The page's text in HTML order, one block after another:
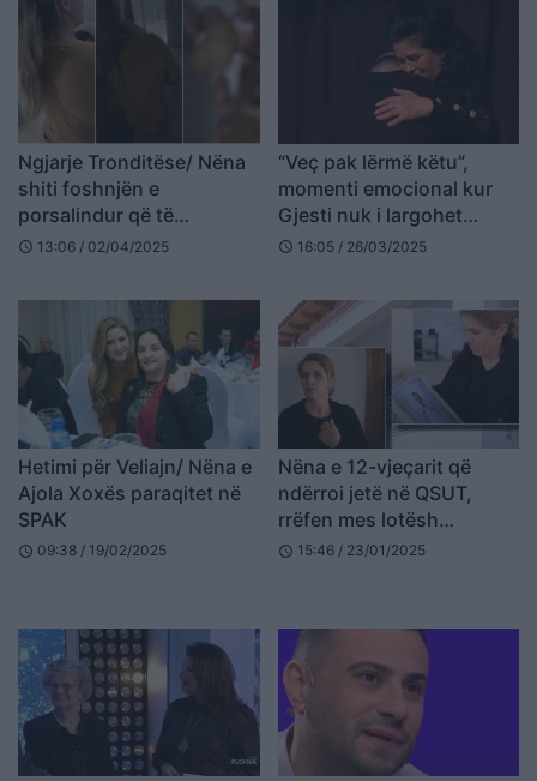
Ngjarje Tronditëse/ Nëna
shiti foshnjën e
porsalindur që të
paguante kursin e gatimit
schedule 13:06 / 02/04/2025
“Veç pak lërmë këtu”,
momenti emocional kur
Gjesti nuk i largohet
nënës së tij nga kraharori
schedule 16:05 / 26/03/2025
Hetimi për Veliajn/ Nëna e
Ajola Xoxës paraqitet në
SPAK
schedule 09:38 / 19/02/2025
Nëna e 12-vjeçarit që
ndërroi jetë në QSUT,
rrëfen mes lotësh
momentet e fundit të të
përqafoja, por…
schedule 15:46 / 23/01/2025